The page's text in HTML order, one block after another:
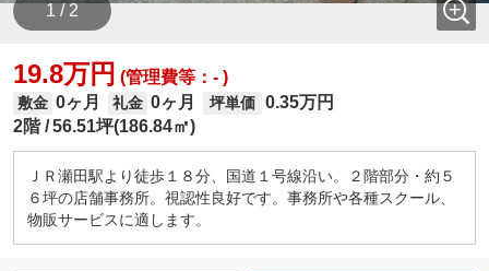
1 / 2
19.8万円 (管理費等：- )
敷金 0ヶ月 礼金 0ヶ月 坪単価 0.35万円
2階 56.51坪(186.84㎡)
ＪＲ瀬田駅より徒歩１８分、国道１号線沿い。２階部分・約５
６坪の店舗事務所。視認性良好です。事務所や各種スクール、
物販サービスに適します。